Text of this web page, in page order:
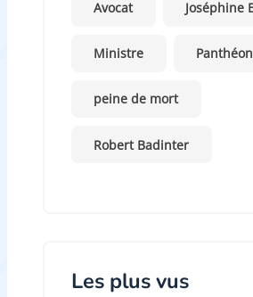
Avocat Joséphine
Ministre Panthéon
peine de mort
Robert Badinter
Les plus vus